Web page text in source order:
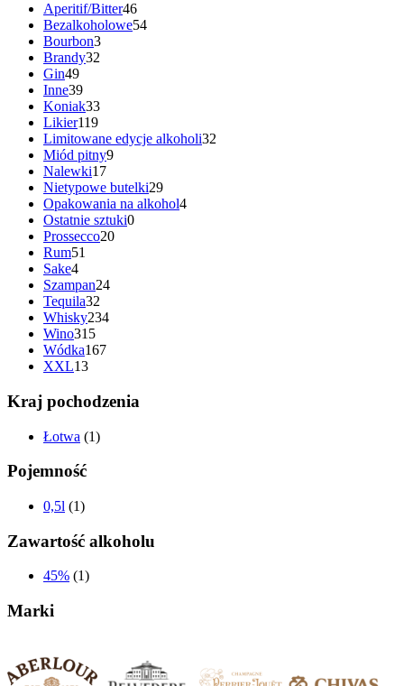
Aperitif/Bitter46
Bezalkoholowe54
Bourbon3
Brandy32
Gin49
Inne39
Koniak33
Likier119
Limitowane edycje alkoholi32
Miód pitny9
Nalewki17
Nietypowe butelki29
Opakowania na alkohol4
Ostatnie sztuki0
Prossecco20
Rum51
Sake4
Szampan24
Tequila32
Whisky234
Wino315
Wódka167
XXL13
Kraj pochodzenia
Łotwa (1)
Pojemność
0,5l (1)
Zawartość alkoholu
45% (1)
Marki